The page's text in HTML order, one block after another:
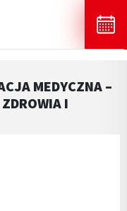
MEDYCZNA –
I